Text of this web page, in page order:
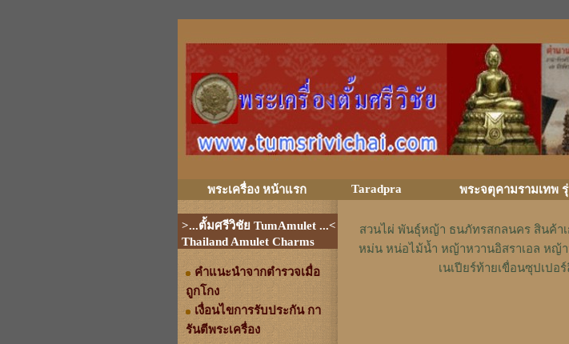
พระเครื่อง หน้าแรก Taradpra พระจตุคามรามเทพ
>...ตั้มศรีวิชัย TumAmulet ...<
Thailand Amulet Charms
คำแนะนำจากตำรวจเมื่อ
ถูกโกง
เงื่อนไขการรับประกัน กา
รันตีพระเครื่อง
สวนไผ่ พันธุ์หญ้า ธนภัทรสกลนคร สินค้า
หม่น หน่อไม้น้ำ หญ้าหวานอิสราเอล หญ้
เนเปียร์ท้ายเขื่อนซุปเปอ